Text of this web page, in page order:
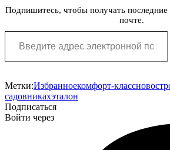
Подпишитесь, чтобы получать последние
почте.
Введите адрес электронной почты…
Метки:Избранноекомфорт-класс
садовникахэталон
Подписаться
Войти через